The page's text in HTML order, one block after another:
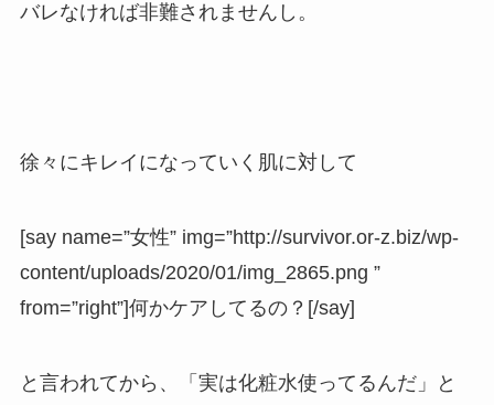
バレなければ非難されませんし。
徐々にキレイになっていく肌に対して
[say name=”女性” img=”http://survivor.or-z.biz/wp-
content/uploads/2020/01/img_2865.png ”
from=”right”]何かケアしてるの？[/say]
と言われてから、「実は化粧水使ってるんだ」と